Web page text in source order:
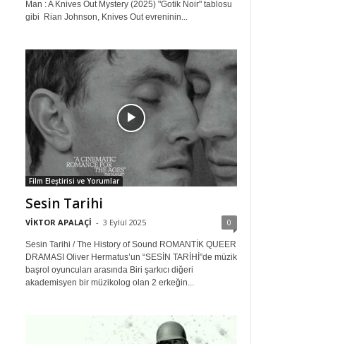
Man : A Knives Out Mystery (2025) "Gotik Noir" tablosu
gibi Rian Johnson, Knives Out evreninin...
Film Eleştirisi ve Yorumlar
Sesin Tarihi
VİKTOR APALAÇİ - 3 Eylül 2025 0
Sesin Tarihi / The History of Sound ROMANTİK QUEER
DRAMASI Oliver Hermatus’un “SESİN TARİHİ”de müzik
başrol oyuncuları arasında Biri şarkıcı diğeri
akademisyen bir müzikolog olan 2 erkeğin...